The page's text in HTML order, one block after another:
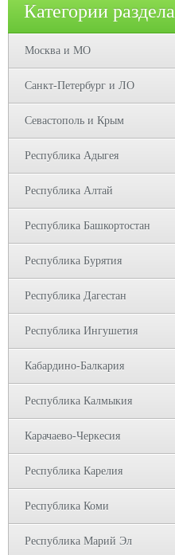
Категории раздела
Москва и МО
Санкт-Петербург и ЛО
Севастополь и Крым
Республика Адыгея
Республика Алтай
Республика Башкортостан
Республика Бурятия
Республика Дагестан
Республика Ингушетия
Кабардино-Балкария
Республика Калмыкия
Карачаево-Черкесия
Республика Карелия
Республика Коми
Республика Марий Эл